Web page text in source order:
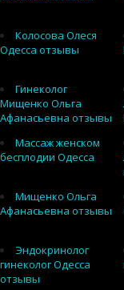
Колосова Олеся
Одесса отзывы
Гинеколог
Мищенко Ольга
Афанасьевна отзывы
Массаж женском
бесплодии Одесса
Мищенко Ольга
Афанасьевна отзывы
Эндокринолог
гинеколог Одесса
отзывы